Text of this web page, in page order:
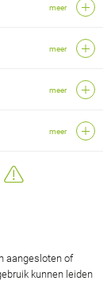
meer
meer
meer
meer
aangesloten of
kunnen leiden